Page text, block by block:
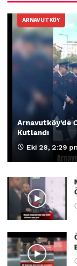
ARNAVUTKÖY
Arnavutköy’de
Kutlandı
Eki 28, 2:29